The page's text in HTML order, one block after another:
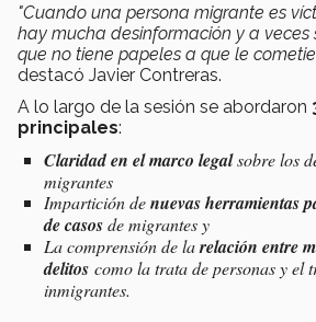
"Cuando una persona migrante es
hay mucha desinformación y a veces
que no tiene papeles a que le
destacó Javier Contreras.
A lo largo de la sesión se abordaron
principales:
Claridad en el marco legalsobre los
migrantes
Impartición denuevas herramientas
de casosde migrantes y
La comprensión de larelación entre
delitos como la trata de personas y el
inmigrantes.